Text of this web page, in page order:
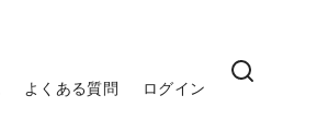
よくある質問 ログイン